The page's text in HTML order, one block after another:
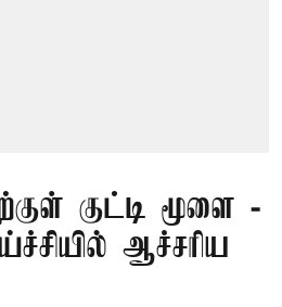
குட்டி மூளை -
ஆச்சரிய